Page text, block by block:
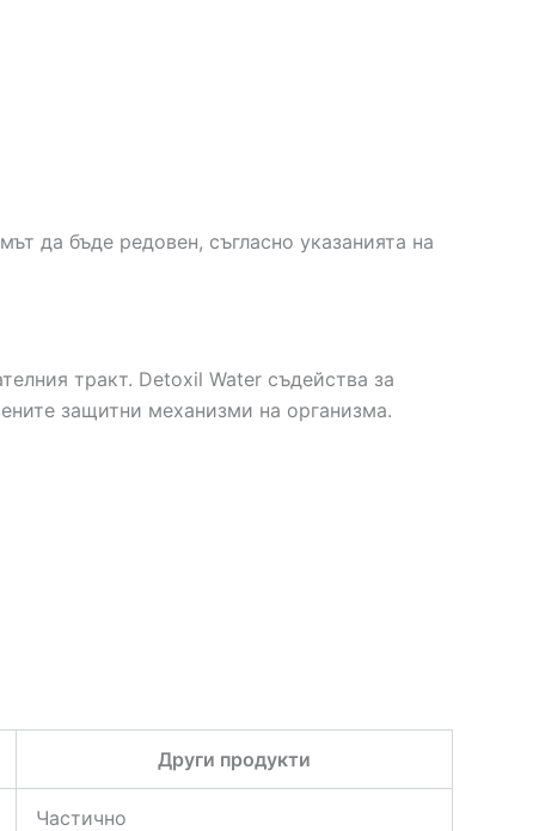
да бъде редовен, съгласно указанията на
тракт. Detoxil Water съдейства за
защитни механизми на организма.
Други продукти
Частично